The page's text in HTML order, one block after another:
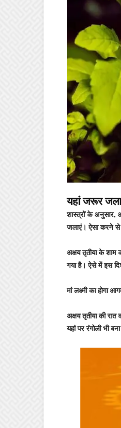
यहां जरूर
शास्त्रों के अनुसार,
जलाएं। ऐसा करने से
अक्षय तृतीया के शाम
गया है। ऐसे में इस
मां लक्ष्मी का होगा
अक्षय तृतीया की
यहां पर रंगोली भी